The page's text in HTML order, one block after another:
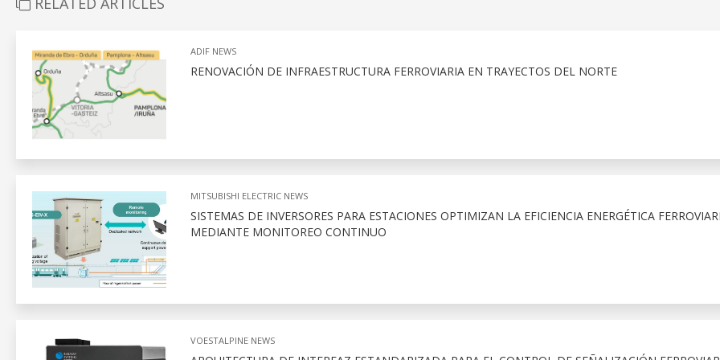
ADIF NEWS
RENOVACIÓN DE INFRAESTRUCTURA FERROVIARIA EN TRAYECTOS DEL NORTE
MITSUBISHI ELECTRIC NEWS
SISTEMAS DE INVERSORES PARA ESTACIONES OPTIMIZAN LA EFICIENCIA ENERGÉTICA
MEDIANTE MONITOREO CONTINUO
VOESTALPINE NEWS